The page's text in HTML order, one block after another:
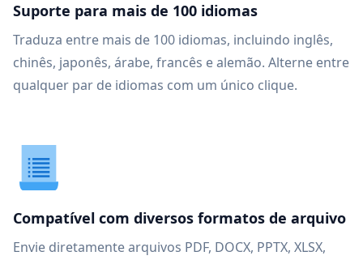
Suporte para mais de 100 idiomas
Traduza entre mais de 100 idiomas, incluindo inglês,
chinês, japonês, árabe, francês e alemão. Alterne entre
qualquer par de idiomas com um único clique.
Compatível com diversos formatos de arquivo
Envie diretamente arquivos PDF, DOCX, PPTX, XLSX,